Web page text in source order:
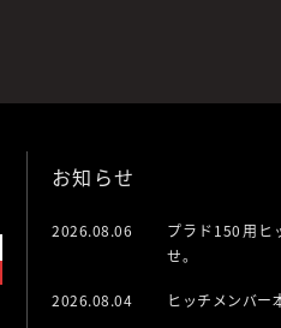
お知らせ
2026.08.06
プラド150用ヒ
せ。
2026.08.04 ヒッチメンバー